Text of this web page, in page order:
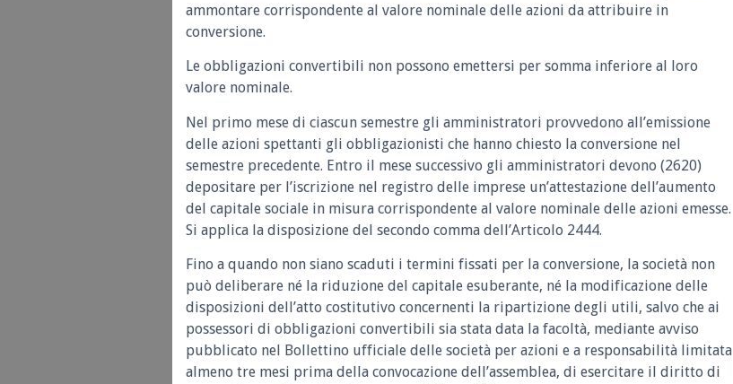
ammontare corrispondente al valore nominale delle azioni da attribuire in
conversione.
Le obbligazioni convertibili non possono emettersi per somma inferiore al loro
valore nominale.
Nel primo mese di ciascun semestre gli amministratori provvedono all’emissione
delle azioni spettanti gli obbligazionisti che hanno chiesto la conversione nel
semestre precedente. Entro il mese successivo gli amministratori devono (2620)
depositare per l’iscrizione nel registro delle imprese un’attestazione dell’aumento
del capitale sociale in misura corrispondente al valore nominale delle azioni emesse.
Si applica la disposizione del secondo comma dell’Articolo 2444.
Fino a quando non siano scaduti i termini fissati per la conversione, la società non
può deliberare né la riduzione del capitale esuberante, né la modificazione delle
disposizioni dell’atto costitutivo concernenti la ripartizione degli utili, salvo che ai
possessori di obbligazioni convertibili sia stata data la facoltà, mediante avviso
pubblicato nel Bollettino ufficiale delle società per azioni e a responsabilità limitata
almeno tre mesi prima della convocazione dell’assemblea, di esercitare il diritto di